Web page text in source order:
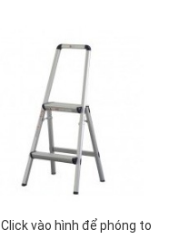
Click vào hình để phóng to